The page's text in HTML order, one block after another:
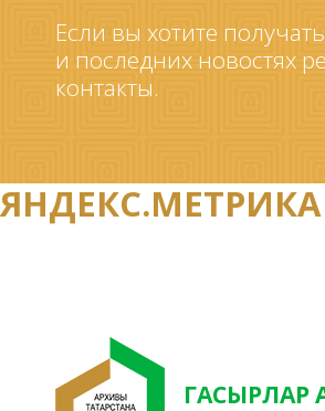
Если вы хотите
и последних новостях
контакты.
ЯНДЕКС.МЕТРИКА
ГАСЫРЛАР